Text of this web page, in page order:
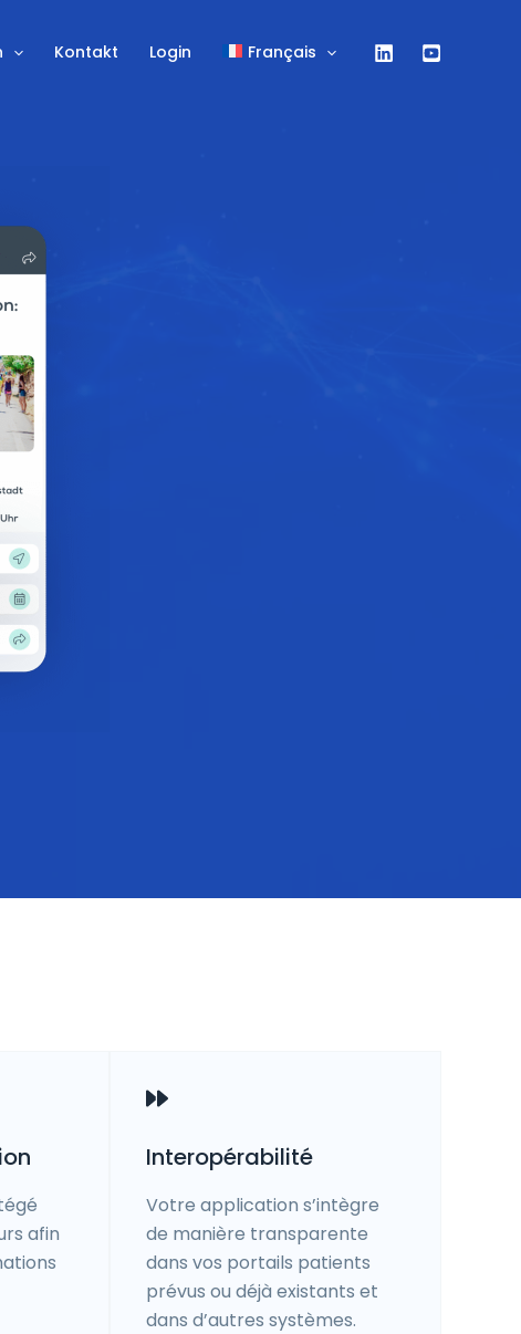
Kontakt Login Français
afin
Interopérabilité
Votre application s’intègre
de manière transparente
dans vos portails patients
prévus ou déjà existants et
dans d’autres systèmes.